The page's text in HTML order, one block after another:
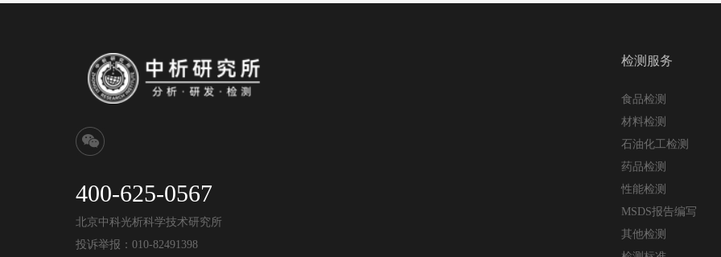
400-625-0567
北京中科光析科学技术研究所
投诉举报：010-82491398
检测服务
食品检测
材料检测
石油化工检测
药品检测
性能检测
MSDS报告编写
其他检测